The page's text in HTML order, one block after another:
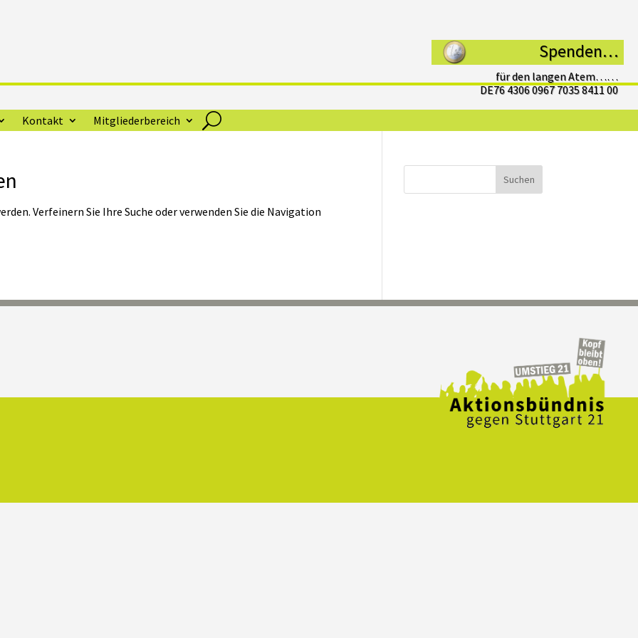
Spenden…
für den langen Atem……
DE76 4306 0967 7035 8411 00
Kontakt Mitgliederbereich
Verfeinern Sie Ihre Suche oder verwenden Sie die Navigation
Suchen